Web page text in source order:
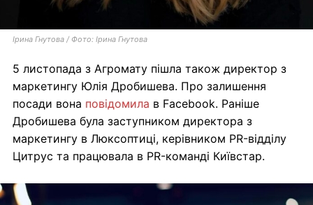
Ірина Гнутова / Фото: Ірина Гнутова
5 листопада з Агромату пішла також директор з
маркетингу Юлія Дробишева. Про залишення
посади вона повідомила в Facebook. Раніше
Дробишева була заступником директора з
маркетингу в Люксоптиці, керівником PR-відділу
Цитрус та працювала в PR-команді Київстар.